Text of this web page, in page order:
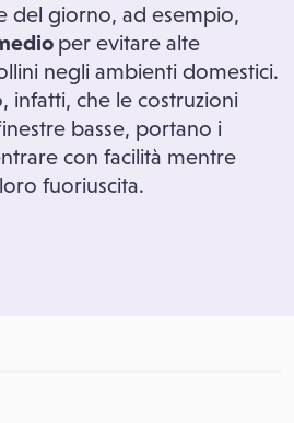
del giorno, ad esempio,
per evitare alte
negli ambienti domestici.
infatti, che le costruzioni
basse, portano i
con facilità mentre
fuoriuscita.